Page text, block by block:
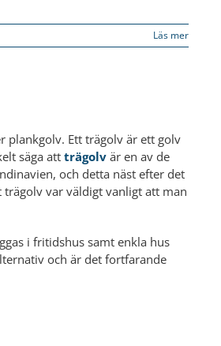
Läs mer
plankgolv. Ett trägolv är ett golv
säga att trägolv är en av de
och detta näst efter det
var väldigt vanligt att man
i fritidshus samt enkla hus
och är det fortfarande